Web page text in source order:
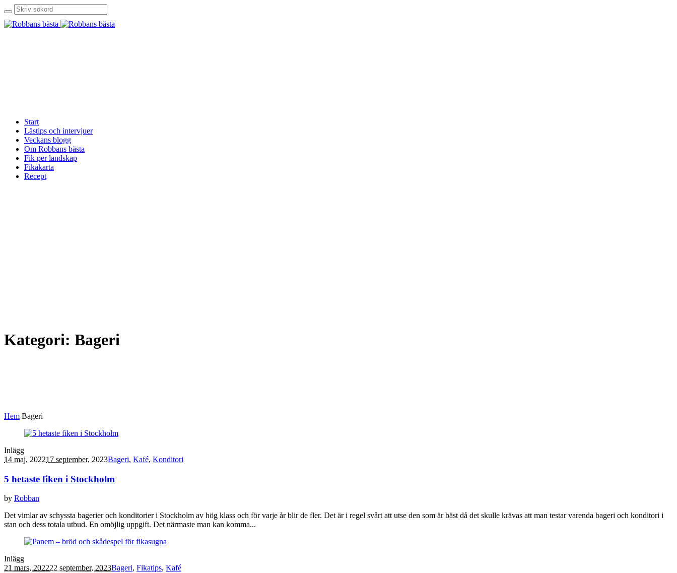
Start
Lästips och intervjuer
Veckans blogg
Om Robbans bästa
Fik per landskap
Fikakarta
Recept
Kategori: Bageri
Hem Bageri
Inlägg
14 maj, 202217 september, 2023Bageri, Kafé, Konditori
5 hetaste fiken i Stockholm
by Robban
Det vimlar av schyssta bagerier och konditorier i Stockholm av hög klass och för varje år blir de fler. Det är i regel svårt att utse den som är bäst då det skulle krävas att man testar varenda bageri och konditori i
stan och dess totala utbud. En omöjlig uppgift. Det närmaste man kan komma...
Inlägg
21 mars, 202222 september, 2023Bageri, Fikatips, Kafé